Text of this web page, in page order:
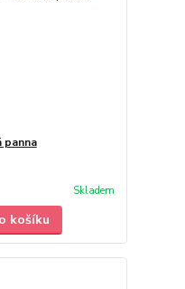
panna
Skladem
košíku